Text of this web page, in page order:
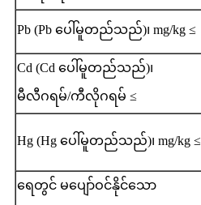
Pb (Pb ပေါ်မူတည်သည်)၊ mg/kg ≤
Cd (Cd ပေါ်မူတည်သည်)၊
မီလီဂရမ်/ကီလိုဂရမ် ≤
Hg (Hg ပေါ်မူတည်သည်)၊ mg/kg ≤
ရေတွင် မပျော်ဝင်နိုင်သော